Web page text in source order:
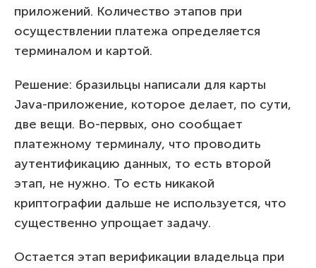
приложений. Количество этапов при
осуществлении платежа определяется
терминалом и картой.
Решение: бразильцы написали для карты
Java-приложение, которое делает, по сути,
две вещи. Во-первых, оно сообщает
платежному терминалу, что проводить
аутентификацию данных, то есть второй
этап, не нужно. То есть никакой
криптографии дальше не используется, что
существенно упрощает задачу.
Остается этап верификации владельца при